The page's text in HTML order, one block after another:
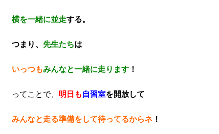
横を一緒に並走する。
つまり、 先生たちは
いっつもみんなと一緒に走ります ！
ってことで、 明日も 自習室を開放して
みんなと走る準備をして待ってるからネ ！